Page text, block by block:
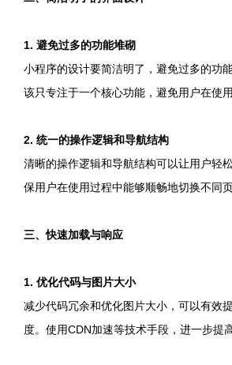
1. 避免过多的功能堆砌
小程序的设计要简洁明了，避免过多的功
该只专注于一个核心功能，避免用户在使
2. 统一的操作逻辑和导航结构
清晰的操作逻辑和导航结构可以让用户轻
保用户在使用过程中能够顺畅地切换不同
三、快速加载与响应
1. 优化代码与图片大小
减少代码冗余和优化图片大小，可以有效
度。使用CDN加速等技术手段，进一步提